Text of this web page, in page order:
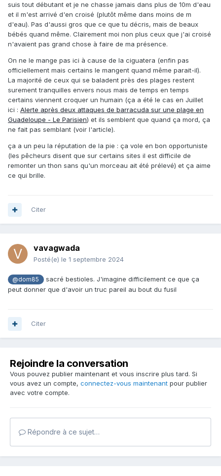
suis tout débutant et je ne chasse jamais dans plus de 10m d'eau
et il m'est arrivé d'en croisé (plutôt même dans moins de m
d'eau). Pas d'aussi gros que ce que tu décris, mais de beaux
bébés quand même. Clairement moi non plus ceux que j'ai croisé
n'avaient pas grand chose à faire de ma présence.
On ne le mange pas ici à cause de la ciguatera (enfin pas
officiellement mais certains le mangent quand même parait-il).
La majorité de ceux qui se baladent près des plages restent
surement tranquilles envers nous mais de temps en temps
certains viennent croquer un humain (ça a été le cas en Juillet
ici : Alerte après deux attaques de barracuda sur une plage en
Guadeloupe - Le Parisien) et ils semblent que quand ça mord, ça
ne fait pas semblant (voir l'article).
ça a un peu la réputation de la pie : ça vole en bon opportuniste
(les pêcheurs disent que sur certains sites il est difficile de
remonter un thon sans qu'un morceau ait été prélevé) et ça aime
ce qui brille.
Citer
vavagwada
Posté(e) le 1 septembre 2024
@dom85
sacré bestioles. J'imagine difficilement ce que ça
peut donner que d'avoir un truc pareil au bout du fusil
Citer
Rejoindre la conversation
Vous pouvez publier maintenant et vous inscrire plus tard. Si
vous avez un compte, connectez-vous maintenant pour publier
avec votre compte.
Répondre à ce sujet…